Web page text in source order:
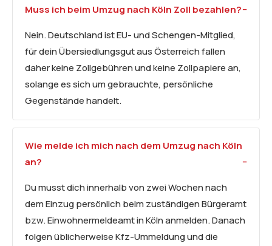
Muss ich beim Umzug nach Köln Zoll bezahlen?
Nein. Deutschland ist EU- und Schengen-Mitglied,
für dein Übersiedlungsgut aus Österreich fallen
daher keine Zollgebühren und keine Zollpapiere an,
solange es sich um gebrauchte, persönliche
Gegenstände handelt.
Wie melde ich mich nach dem Umzug nach Köln
an?
Du musst dich innerhalb von zwei Wochen nach
dem Einzug persönlich beim zuständigen Bürgeramt
bzw. Einwohnermeldeamt in Köln anmelden. Danach
folgen üblicherweise Kfz-Ummeldung und die